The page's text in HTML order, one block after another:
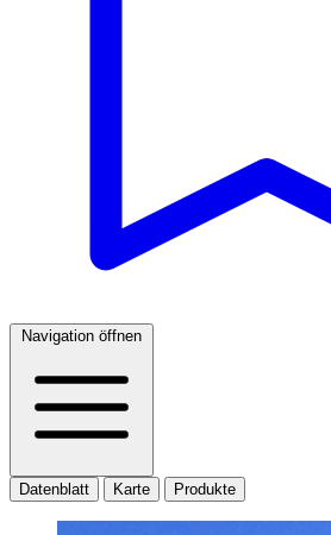
Navigation öffnen
Datenblatt Karte Produkte